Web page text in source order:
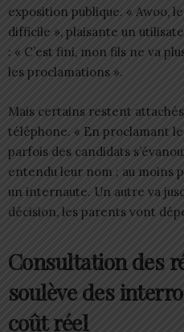
exposition publique. « Awoo,
difficile », plaisante un
: « C’est fini, mon fils ne va
les proclamations ».
Mais certains restent
téléphone. « En proclamant
parfois des candidats
entendu leur nom ; au moins
un internaute. Un autre va
décision, les parents vont
Consultation des
soulève des
coût réel